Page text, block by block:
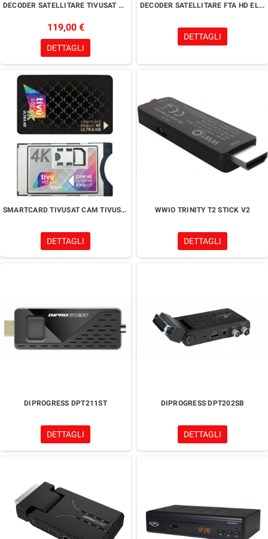
DECODER SATELLITARE TIVUSAT XORO HRS 8830
119,00 €
DETTAGLI
DECODER SATELLITARE FTA HD ELCART
DETTAGLI
SMARTCARD TIVUSAT CAM TIVUSAT 4K ULTRA HD
DETTAGLI
WWIO TRINITY T2 STICK V2
DETTAGLI
DIPROGRESS DPT211ST
DETTAGLI
DIPROGRESS DPT202SB
DETTAGLI